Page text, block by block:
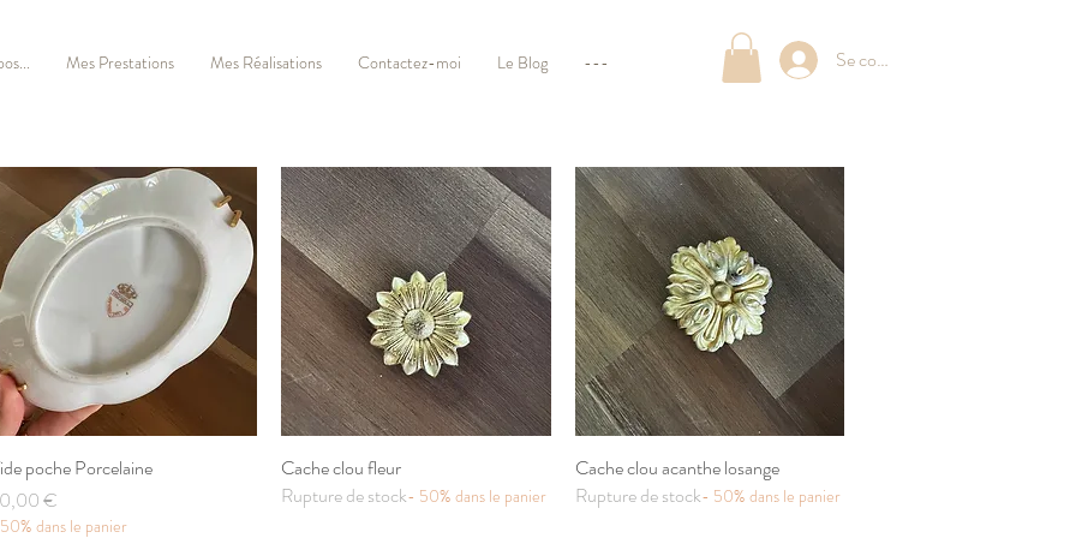
Mes Prestations Mes Réalisations Contactez-moi Le Blog --- Se connecter
Aperçu rapide
poche Porcelaine
€
dans le panier
Aperçu rapide
Cache clou fleur
Rupture de stock- 50% dans le panier
Aperçu rapide
Cache clou acanthe losange
Rupture de stock- 50% dans le panier